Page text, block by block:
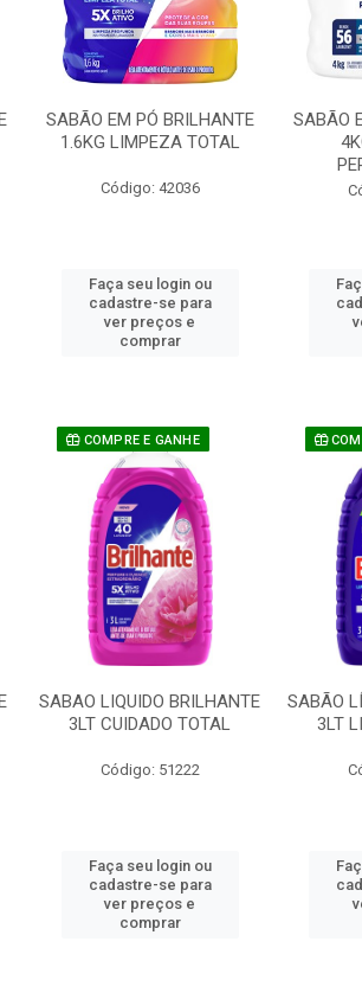
SABÃO EM PÓ BRILHANTE
1.6KG LIMPEZA TOTAL
Código: 42036
Faça seu login ou
cadastre-se para
ver preços e
comprar
SABÃO
COMPRE E GANHE
SABAO LIQUIDO BRILHANTE
3LT CUIDADO TOTAL
Código: 51222
Faça seu login ou
cadastre-se para
ver preços e
comprar
SABÃO
3LT